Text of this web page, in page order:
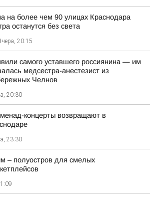
на более чем 90 улицах Краснодара
останутся без света
20:15
самого уставшего россиянина — им
медсестра-анестезист из
Челнов
20:30
концерты возвращают в
23:30
– полуостров для смелых